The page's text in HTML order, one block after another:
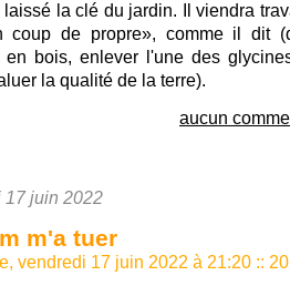
laissé la clé du jardin. Il viendra
coup de propre», comme il dit
en bois, enlever l'une des
la qualité de la terre).
aucun
17 juin 2022
m'a tuer
vendredi 17 juin 2022 à 21:20 ::